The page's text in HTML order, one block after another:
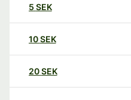
5 SEK
10SEK
20SEK